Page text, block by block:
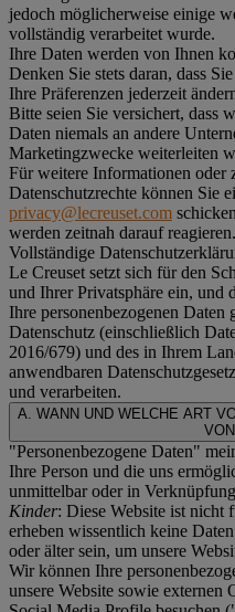
jedoch möglicherweise einige
vollständig verarbeitet wurde.
Ihre Daten werden von Ihnen
Denken Sie stets daran, dass
Ihre Präferenzen jederzeit
Bitte seien Sie versichert, dass
Daten niemals an andere
Marketingzwecke weiterleiten
Für weitere Informationen oder
Datenschutzrechte können Sie
privacy@lecreuset.com
werden zeitnah darauf reagieren.
Vollständige
Le Creuset setzt sich für den
und Ihrer Privatsphäre ein, und
Ihre personenbezogenen Daten
Datenschutz (einschließlich
2016/679) und des in Ihrem
anwendbaren
und verarbeiten.
A. WANN UND WELCHE ART
"Personenbezogene Daten"
Ihre Person und die uns
unmittelbar oder in
Kinder: Diese Website ist nicht
erheben wissentlich keine
oder älter sein, um unsere
Wir können Ihre
unsere Website sowie externen